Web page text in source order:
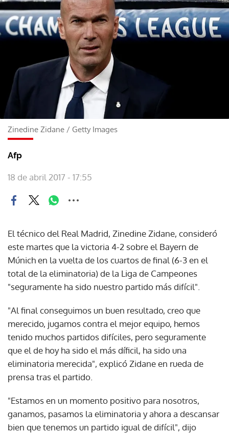
Zinedine Zidane / Getty Images
Afp
18 de abril 2017 - 17:55
El técnico del Real Madrid, Zinedine Zidane, consideró
este martes que la victoria 4-2 sobre el Bayern de
Múnich en la vuelta de los cuartos de final (6-3 en el
total de la eliminatoria) de la Liga de Campeones
"seguramente ha sido nuestro partido más difícil".
"Al final conseguimos un buen resultado, creo que
merecido, jugamos contra el mejor equipo, hemos
tenido muchos partidos difíciles, pero seguramente
que el de hoy ha sido el más díficil, ha sido una
eliminatoria merecida", explicó Zidane en rueda de
prensa tras el partido.
"Estamos en un momento positivo para nosotros,
ganamos, pasamos la eliminatoria y ahora a descansar
bien que tenemos un partido igual de difícil", dijo